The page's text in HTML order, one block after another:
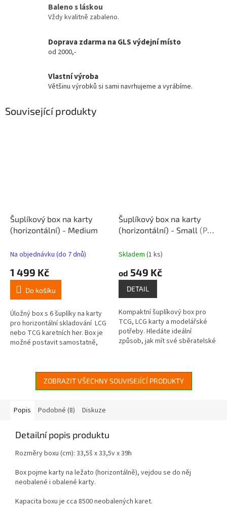
Baleno s láskou
Vždy kvalitně zabaleno.
Doprava zdarma na GLS výdejní místo
od 2000,-
Vlastní výroba
Většinu výrobků si sami navrhujeme a vyrábíme.
Související produkty
Šuplíkový box na karty
(horizontální) - Medium
Na objednávku (do 7 dnů)
1 499 Kč
Do košíku
Úložný box s 6 šuplíky na karty
pro horizontální skladování LCG
nebo TCG karetních her. Box je
možné postavit samostatně,
Šuplíkový box na karty
(horizontální) - Small (Pro
Skladem (1 ks)
od 549 Kč
DETAIL
Kompaktní šuplíkový box pro
TCG, LCG karty a modelářské
potřeby. Hledáte ideální
způsob, jak mít své sběratelské
neustále...
ZOBRAZIT VŠECHNY SOUVISEJÍCÍ PRODUKTY
Popis Podobné (8) Diskuze
Detailní popis produktu
Rozměry boxu (cm): 33,5š x 33,5v x 39h
Box pojme karty na ležato (horizontálně), vejdou se do něj
neobalené i obalené karty.
Kapacita boxu je cca 8500 neobalených karet.